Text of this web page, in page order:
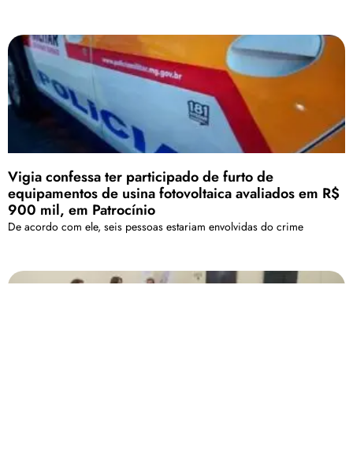
Vigia confessa ter participado de furto de
equipamentos de usina fotovoltaica avaliados em R$
900 mil, em Patrocínio
De acordo com ele, seis pessoas estariam envolvidas do crime